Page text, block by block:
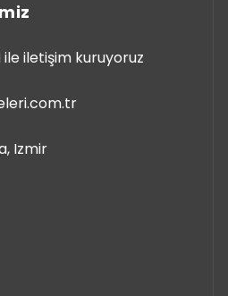
ile iletişim kuruyoruz
Izmir